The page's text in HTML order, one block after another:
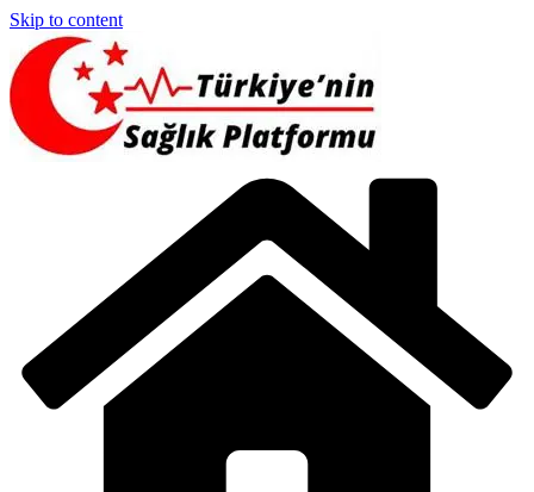
Skip to content